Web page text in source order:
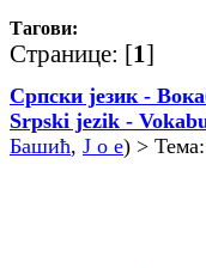
Тагови:
Странице: [1]
Српски језик -
Srpski jezik -
Башић, J o e) > Тема: